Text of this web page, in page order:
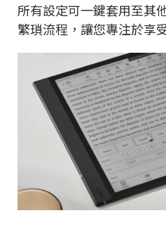
所有設定可一鍵套用至其
繁瑣流程，讓您專注於享